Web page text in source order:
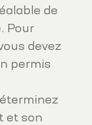
de
Pour
devez
permis
et son